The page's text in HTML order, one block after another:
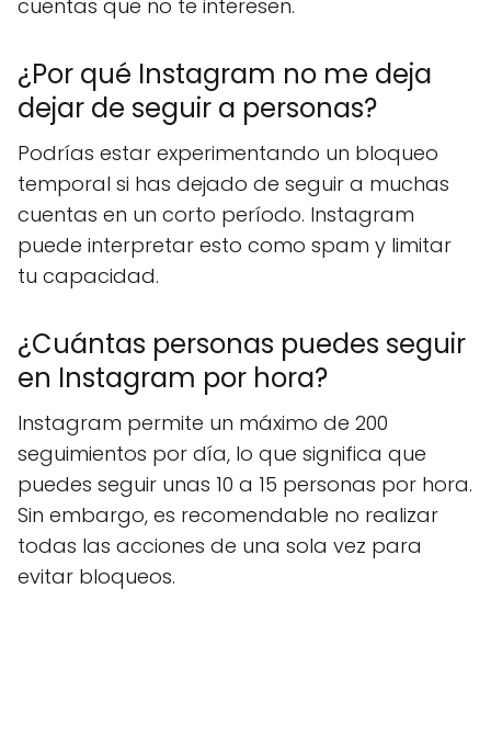
cuentas que no te interesen.
¿Por qué Instagram no me deja
dejar de seguir a personas?
Podrías estar experimentando un bloqueo
temporal si has dejado de seguir a muchas
cuentas en un corto período. Instagram
puede interpretar esto como spam y limitar
tu capacidad.
¿Cuántas personas puedes seguir
en Instagram por hora?
Instagram permite un máximo de 200
seguimientos por día, lo que significa que
puedes seguir unas 10 a 15 personas por hora.
Sin embargo, es recomendable no realizar
todas las acciones de una sola vez para
evitar bloqueos.